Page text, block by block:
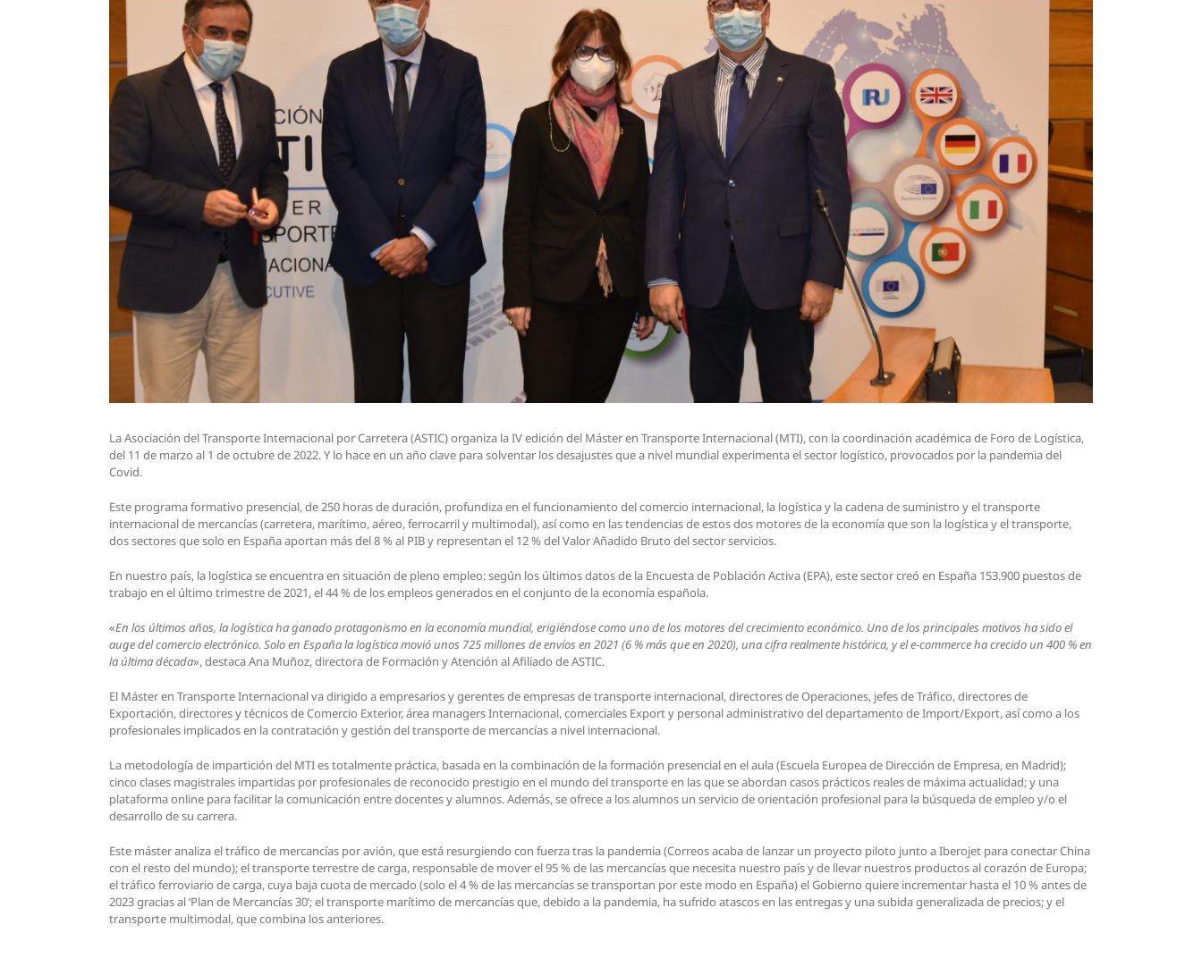
La Asociación del Transporte Internacional por Carretera (ASTIC) organiza la IV edición del Máster en Transporte Internacional (MTI), con la coordinación académica de Foro de Logística,
del 11 de marzo al 1 de octubre de 2022. Y lo hace en un año clave para solventar los desajustes que a nivel mundial experimenta el sector logístico, provocados por la pandemia del
Covid.
Este programa formativo presencial, de 250 horas de duración, profundiza en el funcionamiento del comercio internacional, la logística y la cadena de suministro y el transporte
internacional de mercancías (carretera, marítimo, aéreo, ferrocarril y multimodal), así como en las tendencias de estos dos motores de la economía que son la logística y el transporte,
dos sectores que solo en España aportan más del 8 % al PIB y representan el 12 % del Valor Añadido Bruto del sector servicios.
En nuestro país, la logística se encuentra en situación de pleno empleo: según los últimos datos de la Encuesta de Población Activa (EPA), este sector creó en España 153.900 puestos de
trabajo en el último trimestre de 2021, el 44 % de los empleos generados en el conjunto de la economía española.
«En los últimos años, la logística ha ganado protagonismo en la economía mundial, erigiéndose como uno de los motores del crecimiento económico. Uno de los principales motivos ha sido el
auge del comercio electrónico. Solo en España la logística movió unos 725 millones de envíos en 2021 (6 % más que en 2020), una cifra realmente histórica, y el e-commerce ha crecido un 400 % en
la última década», destaca Ana Muñoz, directora de Formación y Atención al Afiliado de ASTIC.
El Máster en Transporte Internacional va dirigido a empresarios y gerentes de empresas de transporte internacional, directores de Operaciones, jefes de Tráfico, directores de
Exportación, directores y técnicos de Comercio Exterior, área managers Internacional, comerciales Export y personal administrativo del departamento de Import/Export, así como a los
profesionales implicados en la contratación y gestión del transporte de mercancías a nivel internacional.
La metodología de impartición del MTI es totalmente práctica, basada en la combinación de la formación presencial en el aula (Escuela Europea de Dirección de Empresa, en Madrid);
cinco clases magistrales impartidas por profesionales de reconocido prestigio en el mundo del transporte en las que se abordan casos prácticos reales de máxima actualidad; y una
plataforma online para facilitar la comunicación entre docentes y alumnos. Además, se ofrece a los alumnos un servicio de orientación profesional para la búsqueda de empleo y/o el
desarrollo de su carrera.
Este máster analiza el tráfico de mercancías por avión, que está resurgiendo con fuerza tras la pandemia (Correos acaba de lanzar un proyecto piloto junto a Iberojet para conectar China
con el resto del mundo); el transporte terrestre de carga, responsable de mover el 95 % de las mercancías que necesita nuestro país y de llevar nuestros productos al corazón de Europa;
el tráfico ferroviario de carga, cuya baja cuota de mercado (solo el 4 % de las mercancías se transportan por este modo en España) el Gobierno quiere incrementar hasta el 10 % antes de
2023 gracias al ‘Plan de Mercancías 30’; el transporte marítimo de mercancías que, debido a la pandemia, ha sufrido atascos en las entregas y una subida generalizada de precios; y el
transporte multimodal, que combina los anteriores.